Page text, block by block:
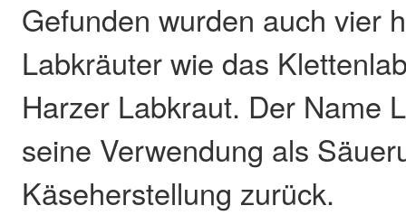
Gefunden wurden auch vier
Labkräuter wie das
Harzer Labkraut. Der Name
seine Verwendung als
Käseherstellung zurück.